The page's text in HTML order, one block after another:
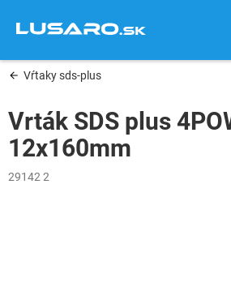
obsah
Vŕtaky sds-plus
Vrták SDS plus
12x160mm
29142 2